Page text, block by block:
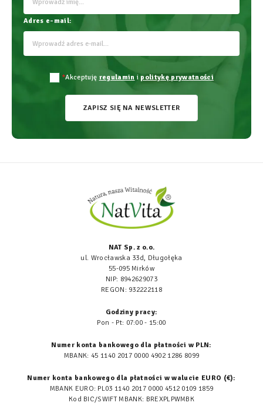
Adres e-mail:
*Akceptuję regulamin i politykę prywatności
ZAPISZ SIĘ NA NEWSLETTER
NAT Sp. z o.o.
ul. Wrocławska 33d, Długołęka
55-095 Mirków
NIP: 8942629073
REGON: 932222118
Godziny pracy:
Pon - Pt: 07:00 - 15:00
Numer konta bankowego dla płatności w PLN:
MBANK: 45 1140 2017 0000 4902 1286 8099
Numer konta bankowego dla płatności w walucie EURO (€):
MBANK EURO: PL03 1140 2017 0000 4512 0109 1859
Kod BIC/SWIFT MBANK: BREXPLPWMBK